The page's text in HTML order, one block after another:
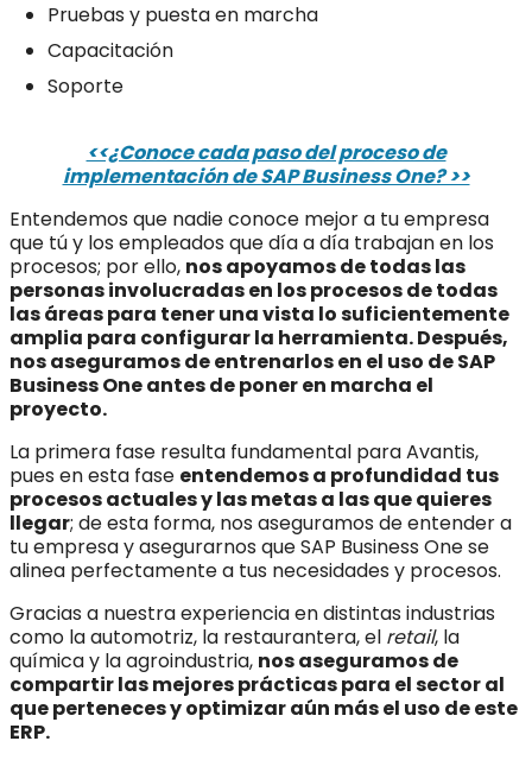
Pruebas y puesta en marcha
Capacitación
Soporte
<<¿Conoce cada paso del proceso de
implementación de SAP Business One? >>
Entendemos que nadie conoce mejor a tu empresa
que tú y los empleados que día a día trabajan en los
procesos; por ello, nos apoyamos de todas las
personas involucradas en los procesos de todas
las áreas para tener una vista lo suficientemente
amplia para configurar la herramienta. Después,
nos aseguramos de entrenarlos en el uso de SAP
Business One antes de poner en marcha el
proyecto.
La primera fase resulta fundamental para Avantis,
pues en esta fase entendemos a profundidad tus
procesos actuales y las metas a las que quieres
llegar; de esta forma, nos aseguramos de entender a
tu empresa y asegurarnos que SAP Business One se
alinea perfectamente a tus necesidades y procesos.
Gracias a nuestra experiencia en distintas industrias
como la automotriz, la restaurantera, el retail, la
química y la agroindustria, nos aseguramos de
compartir las mejores prácticas para el sector al
que perteneces y optimizar aún más el uso de este
ERP.